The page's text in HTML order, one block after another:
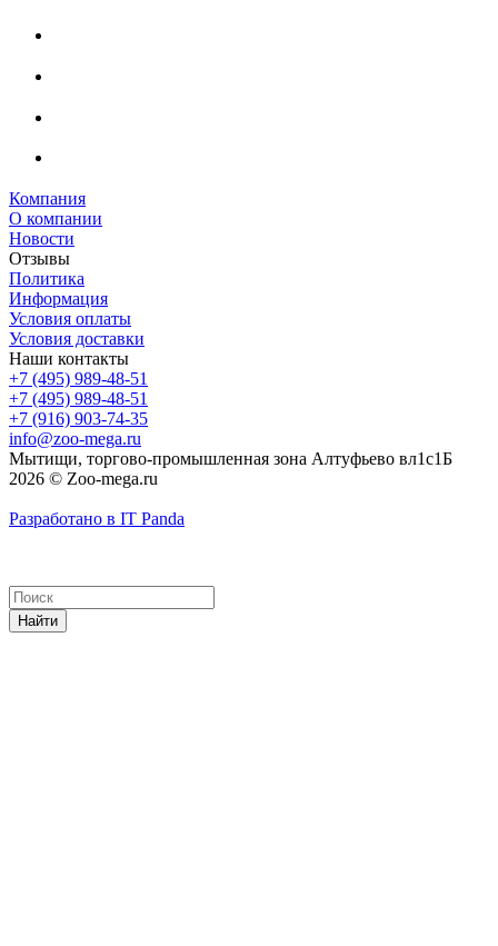
Компания
О компании
Новости
Отзывы
Политика
Информация
Условия оплаты
Условия доставки
Наши контакты
+7 (495) 989-48-51
+7 (495) 989-48-51
+7 (916) 903-74-35
info@zoo-mega.ru
Мытищи, торгово-промышленная зона Алтуфьево вл1с1Б
2026 © Zoo-mega.ru
Разработано в IT Panda
Найти